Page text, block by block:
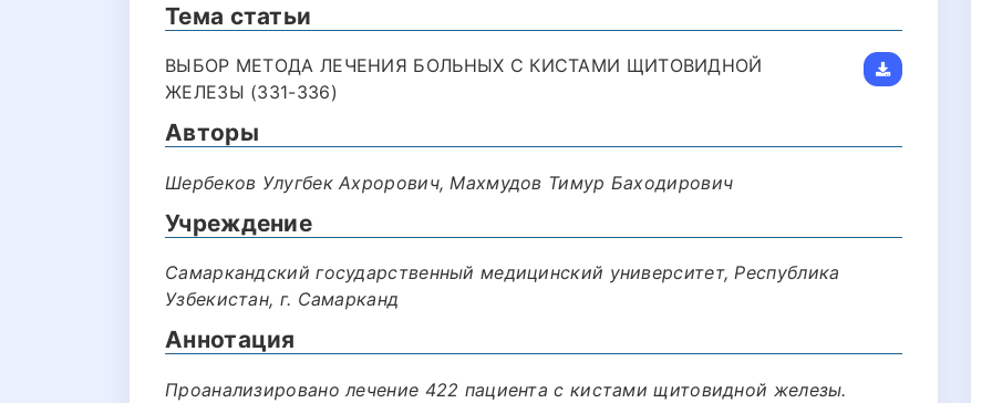
Тема статьи
ВЫБОР МЕТОДА ЛЕЧЕНИЯ БОЛЬНЫХ С КИСТАМИ ЩИТОВИДНОЙ
ЖЕЛЕЗЫ (331-336)
Авторы
Шербеков Улугбек Ахрорович, Махмудов Тимур Баходирович
Учреждение
Самаркандский государственный медицинский университет, Республика
Узбекистан, г. Самарканд
Аннотация
Проанализировано лечение 422 пациента с кистами щитовидной железы.